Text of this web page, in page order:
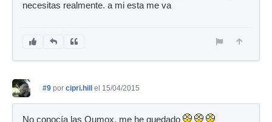
necesitas realmente. a mi esta me va
#9 por cipri.hill el 15/04/2015
No conocía las Qumox, me he quedado